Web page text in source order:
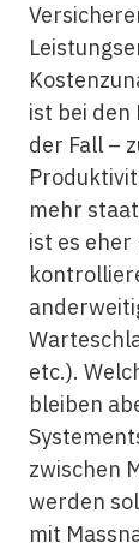
ist bei den
der Fall –
mehr
ist es
etc.).
bleiben
zwischen
werden
mit